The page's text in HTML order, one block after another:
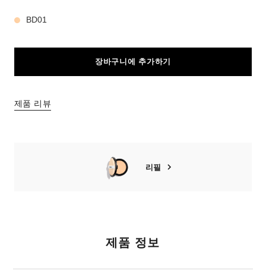
BD01
장바구니에 추가하기
제품 리뷰
리필
제품 정보